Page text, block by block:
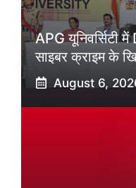
APG यूनिवर्सिटी
साइबर क्राइम के
August 6,